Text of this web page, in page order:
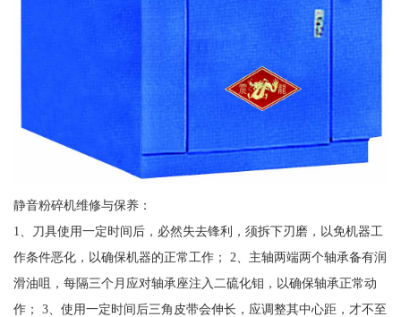
静音粉碎机维修与保养：
1、刀具使用一定时间后，必然失去锋利，须拆下刃磨，以免机器工
作条件恶化，以确保机器的正常工作； 2、主轴两端两个轴承备有润
滑油咀，每隔三个月应对轴承座注入二硫化钼，以确保轴承正常动
作； 3、使用一定时间后三角皮带会伸长，应调整其中心距，才不至